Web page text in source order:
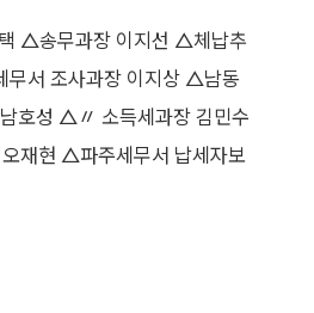
△송무과장 이지선 △체납추
무서 조사과장 이지상 △남동
호성 △〃 소득세과장 김민수
재현 △파주세무서 납세자보